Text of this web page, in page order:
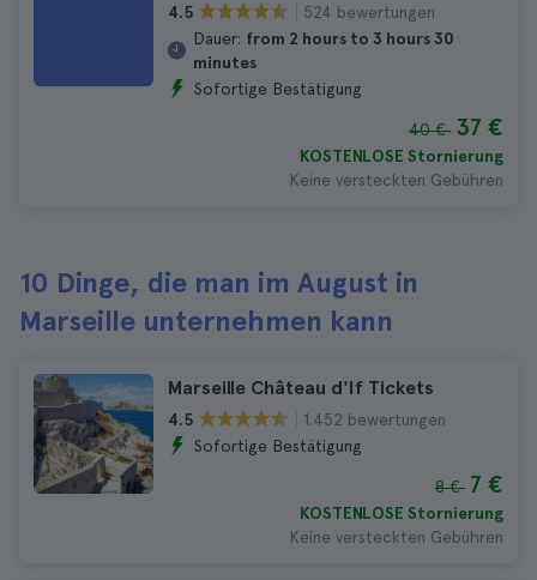
4.5
524 bewertungen
Dauer: from 2 hours to 3 hours 30
minutes
Sofortige Bestätigung
40 € 37 €
KOSTENLOSE Stornierung
Keine versteckten Gebühren
10 Dinge, die man im August in
Marseille unternehmen kann
Marseille Château d'If Tickets
4.5
1.452 bewertungen
Sofortige Bestätigung
8 € 7 €
KOSTENLOSE Stornierung
Keine versteckten Gebühren